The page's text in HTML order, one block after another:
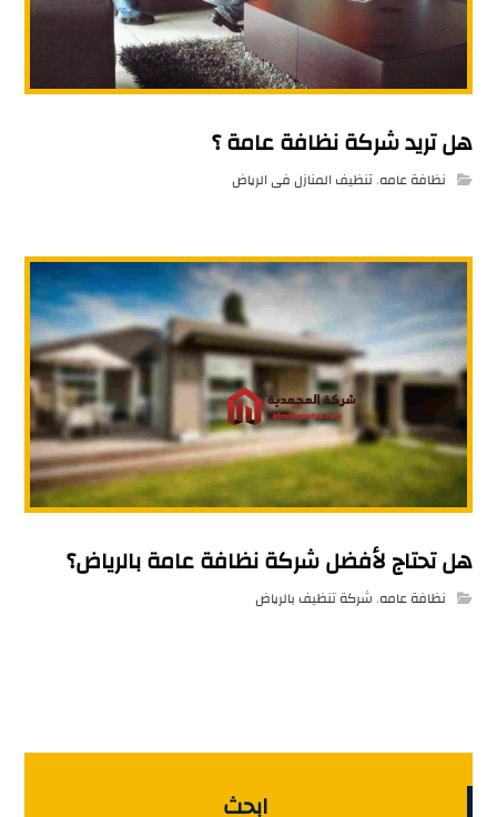
هل تريد شركة نظافة عامة ؟
نظافة عامه,تنظيف المنازل فى الرياض
هل تحتاج لأفضل شركة نظافة عامة بالرياض؟
نظافة عامه, شركة تنظيف بالرياض
ابحث